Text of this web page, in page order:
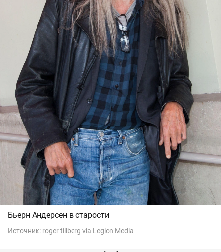
Бьерн Андерсен в старости
Источник: roger tillberg via Legion Media